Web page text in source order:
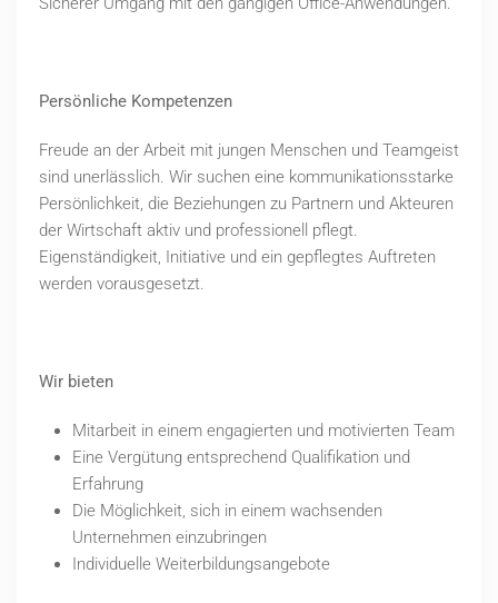
Persönliche Kompetenzen
Freude an der Arbeit mit jungen Menschen und Teamgeist
sind unerlässlich. Wir suchen eine kommunikationsstarke
Persönlichkeit, die Beziehungen zu Partnern und Akteuren
der Wirtschaft aktiv und professionell pflegt.
Eigenständigkeit, Initiative und ein gepflegtes Auftreten
werden vorausgesetzt.
Wir bieten
Mitarbeit in einem engagierten und motivierten Team
Eine Vergütung entsprechend Qualifikation und
Erfahrung
Die Möglichkeit, sich in einem wachsenden
Unternehmen einzubringen
Individuelle Weiterbildungsangebote